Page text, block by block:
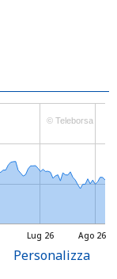
Lug 26 Ago 26
© Teleborsa
Personalizza